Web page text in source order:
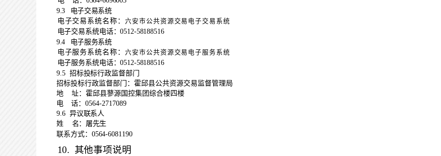
9.3
电子交易系统
电子交易系统名称： 六安市公共资源交易电子交易系统
电子交易系统电话：0512-58188516
9.4
电子服务系统
电子服务系统名称： 六安市公共资源交易电子服务系统
电子服务系统电话：0512-58188516
9.5 招标投标行政监督部门
招标投标行政监督部门： 霍邱县公共资源交易监督管理局
地
址： 霍邱县蓼源国控集团综合楼四楼
电
话：0564-2717089
9.6 异议联系人
姓
名： 屠先生
联系方式： 0564-6081190
10. 其他事项说明